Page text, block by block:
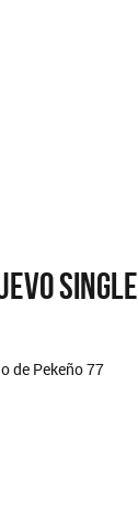
single
de Pekeño 77